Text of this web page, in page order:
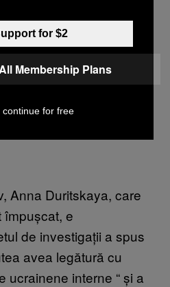
Anna Duritskaya, care
împușcat, e
de investigații a spus
avea legătură cu
ucrainene interne “și a
for $2
Membership Plans
continue for free